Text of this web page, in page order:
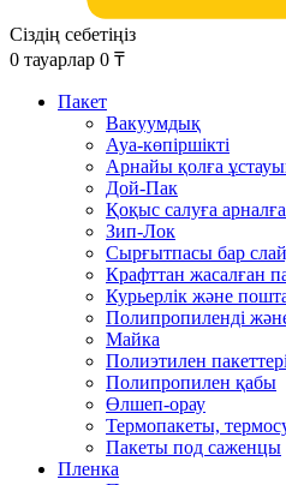
Сіздің себетіңіз
0 тауарлар 0 ₸
Пакет
Вакуумдық
Ауа-көпіршікті
Арнайы қолға
Дой-Пак
Қоқыс салуға
Зип-Лок
Сырғытпасы бар
Крафттан жасалған
Курьерлік және
Полипропиленді
Майка
Полиэтилен пакеттері
Полипропилен қабы
Өлшеп-орау
Термопакеты,
Пакеты под саженцы
Пленка